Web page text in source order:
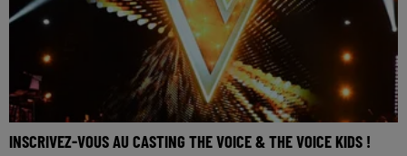
INSCRIVEZ-VOUS AU CASTING THE VOICE & THE VOICE KIDS !